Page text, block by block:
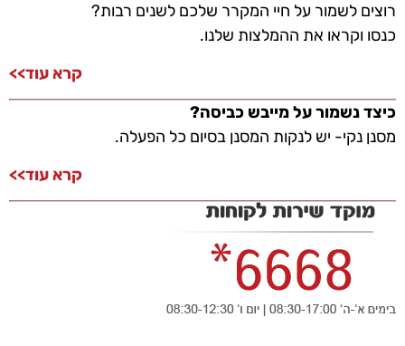
רוצים לשמור על חיי המקרר שלכם לשנים רבות?
כנסו וקראו את ההמלצות שלנו.
קרא עוד>>
כיצד נשמור על מייבש כביסה?
מסנן נקי- יש לנקות המסנן בסיום כל הפעלה.
קרא עוד>>